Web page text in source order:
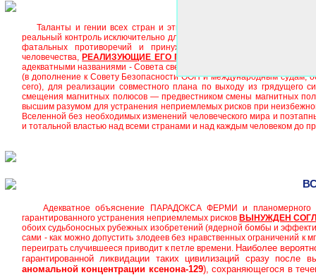
Таланты и гении всех стран и этносов консолидируйтесь с
реальный контроль исключительно для врагов человечества,
фатальных противоречий и принуждение лидеров наций к
человечества, РЕАЛИЗУЮЩИЕ ЕГО ПРАВО НА СПРАВЕДЛИВОЕ
адекватными названиями - Совета сверхгениев и самого
(в дополнение к Совету Безопасности ООН и международным судам,
сего), для реализации совместного плана по выходу из грядущего
смещения магнитных полюсов — предвестником смены магнитных
высшим разумом для устранения неприемлемых рисков при
Вселенной без необходимых изменений человеческого мира и
и тотальной властью над всеми странами и над каждым человеком до
Адекватное объяснение ПАРАДОКСА ФЕРМИ и планомерного
гарантированного устранения неприемлемых рисков ВЫНУЖДЕН
обоих судьбоносных рубежных изобретений (ядерной бомбы и
сами - как можно допустить злодеев без нравственных ограничений
переиграть случившееся приводит к петле времени. Наиболее
гарантированной ликвидации таких цивилизаций сразу
аномальнойконцентрации ксенона-129), сохраняющегося в